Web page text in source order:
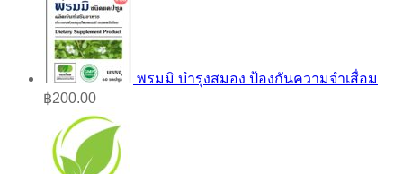
พรมมิ บำรุงสมอง ป้องกันความจำเสื่อม
฿200.00